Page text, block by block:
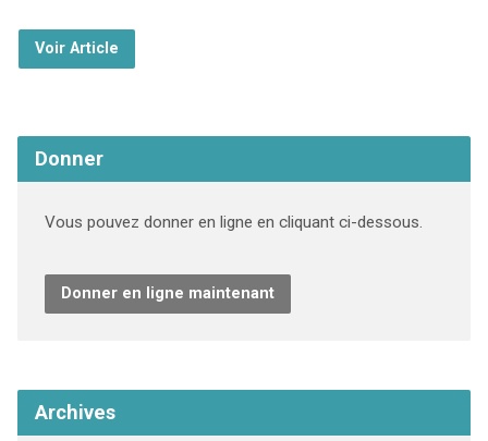
Voir Article
Donner
Vous pouvez donner en ligne en cliquant ci-dessous.
Donner en ligne maintenant
Archives